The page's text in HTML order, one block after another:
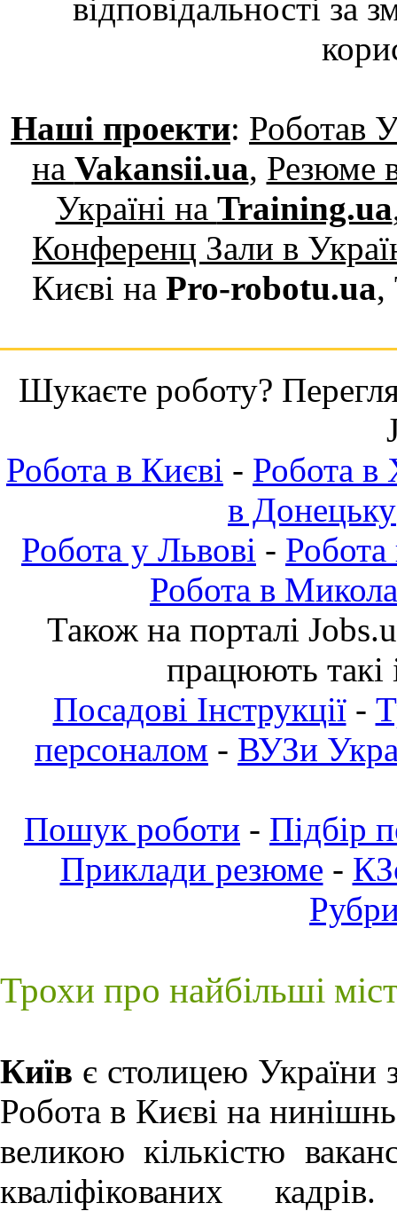
відповідальності за
Наші проекти: Роботав
на Vakansii.ua, Резюме
Україні на Training.ua
Конференц Зали в
Києві на Pro-robotu.ua,
Шукаєте роботу?
Робота в Києві - Робота в
в Донецьку
Робота у Львові - Робота
Робота в
Також на порталі
працюють такі
Посадові Інструкції-
персоналом - ВУЗи
Пошук роботи - Підбір
Приклади резюме -
Трохи про найбільші
Київ є столицею України
Робота в Києві на
великою кількістю
кваліфікованих